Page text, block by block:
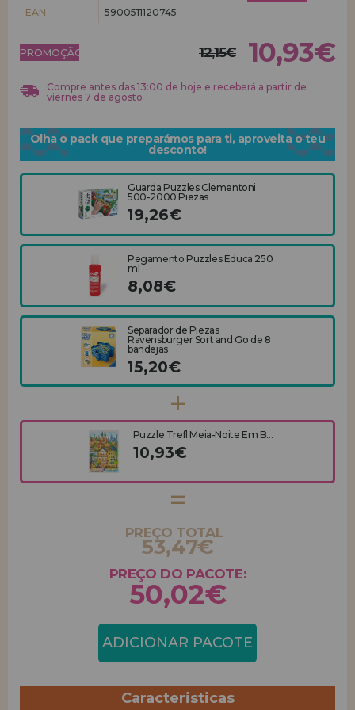
EAN
5900511120745
PROMOÇÃO! 12,15€ 10,93€
Compre antes das 13:00 de hoje e receberá a partir de
viernes 7 de agosto
Olha o pack que preparámos para ti, aproveita o teu
desconto!
Guarda Puzzles Clementoni
500-2000 Piezas
19,26€
Pegamento Puzzles Educa 250
ml
8,08€
Separador de Piezas
Ravensburger Sort and Go de 8
bandejas
15,20€
Puzzle Trefl Meia-Noite Em B...
10,93€
PREÇO TOTAL
53,47€
PREÇO DO PACOTE:
50,02€
ADICIONAR PACOTE
Caracteristicas